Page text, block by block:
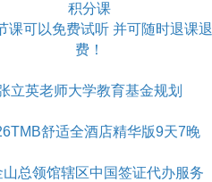
积分课
课可以免费试听 并可随时退课退
费！
立英老师大学教育基金规划
舒适全酒店精华版9天7晚
山总领馆辖区中国签证代办服务